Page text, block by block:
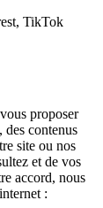
TikTok
proposer
des contenus
site ou nos
et de vos
accord, nous
: